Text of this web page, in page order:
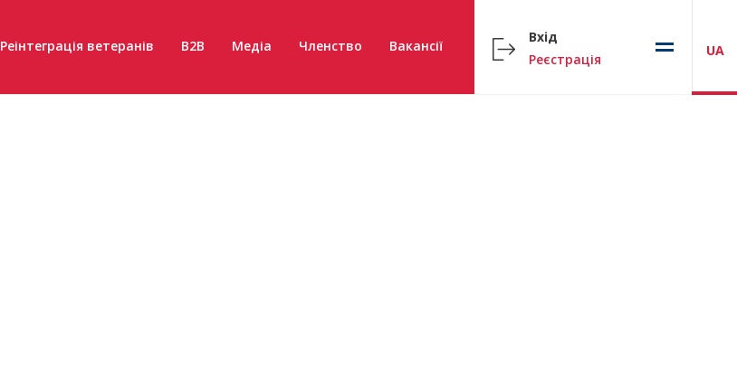
Реінтеграція ветеранів B2B Медіа Членство Вакансії
Вхід
Реєстрація
UA